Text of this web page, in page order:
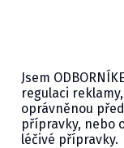
Jsem
regulaci
oprávněnou
přípravky, nebo
léčivé přípravky.